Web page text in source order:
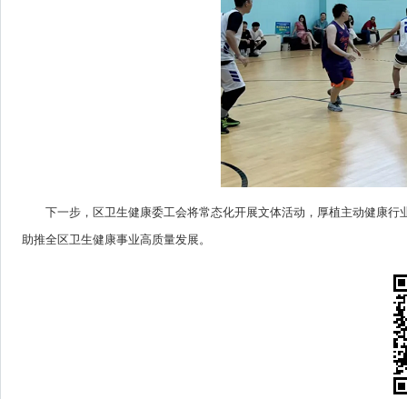
下一步，区卫生健康委工会将常态化开展文体活动，厚植主动健康
助推全区卫生健康事业高质量发展。